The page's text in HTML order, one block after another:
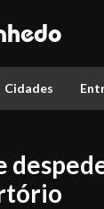
Cidades